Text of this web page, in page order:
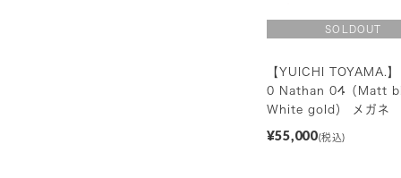
【YUICHI TOYAMA.
0 Nathan 04（Matt
White gold） メガネ
¥55,000(税込)